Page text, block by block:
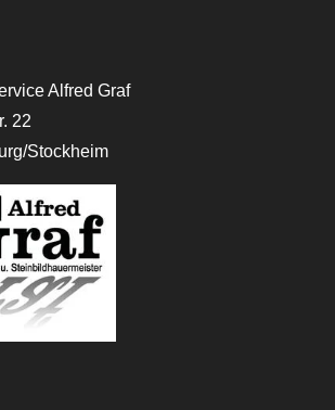
Alfred Graf
22
Stockheim